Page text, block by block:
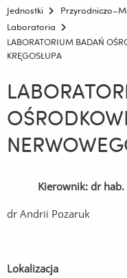
Jednostki
Laboratoria
LABORATORIUM BADAŃ
KRĘGOSŁUPA
Kierownik: dr hab.
dr Andrii Pozaruk
Lokalizacja